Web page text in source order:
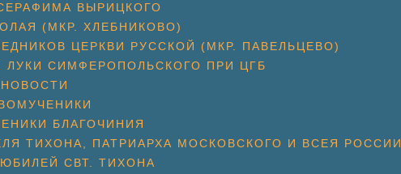
ВЫРИЦКОГО
(МКР. ХЛЕБНИКОВО)
ЦЕРКВИ РУССКОЙ (МКР. ПАВЕЛЬЦЕВО)
ЛУКИ СИМФЕРОПОЛЬСКОГО ПРИ ЦГБ
НОВОСТИ
БЛАГОЧИНИЯ
ТИХОНА, ПАТРИАРХА МОСКОВСКОГО И ВСЕЯ РОССИИ
СВТ. ТИХОНА